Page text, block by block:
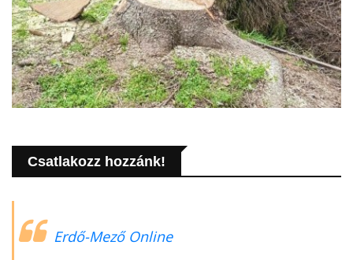
Csatlakozz hozzánk!
Erdő-Mező Online